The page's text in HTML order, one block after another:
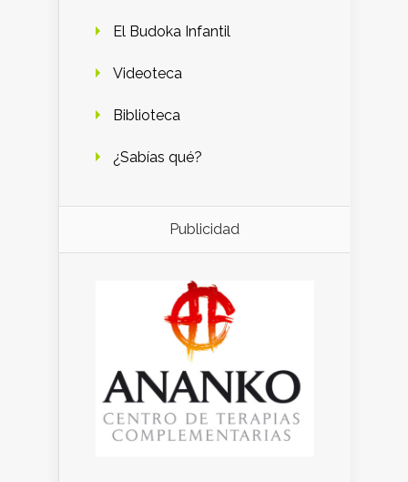
El Budoka Infantil
Videoteca
Biblioteca
¿Sabías qué?
Publicidad